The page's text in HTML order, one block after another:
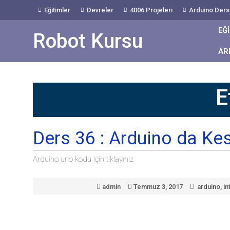
Eğitimler Devreler 4006 Projeleri Arduino
Robot Kursu
Ders 36 : Arduino da
Arduino uno kodu için tıklayınız
admin Temmuz 3, 2017 arduino,